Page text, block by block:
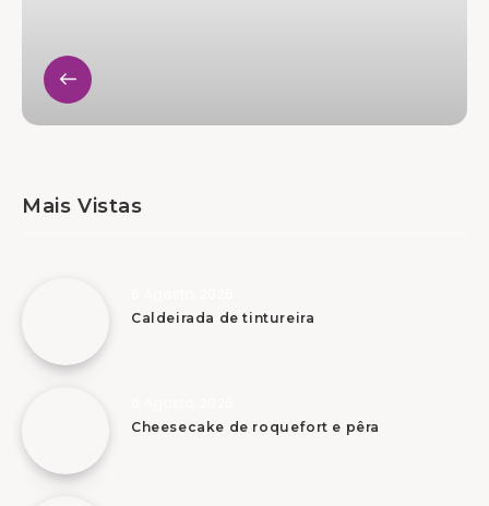
Mais Vistas
Caldeirada de tintureira
Cheesecake de roquefort e pêra